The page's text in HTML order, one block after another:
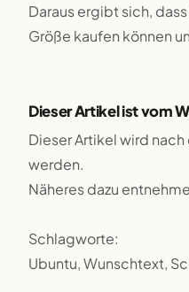
Daraus ergibt sich,
Größe kaufen können
Dieser Artikel ist vom
Dieser Artikel wird
werden.
Näheres dazu
Schlagworte:
Ubuntu, Wunschtext,